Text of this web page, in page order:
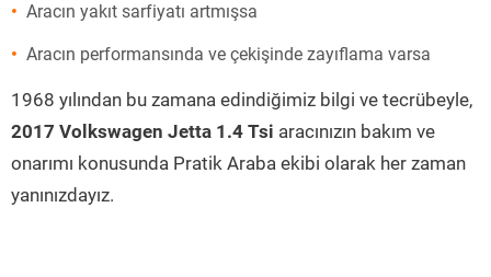
Aracın yakıt sarfiyatı artmışsa
Aracın performansında ve çekişinde zayıflama varsa
1968 yılından bu zamana edindiğimiz bilgi ve tecrübeyle,
2017 Volkswagen Jetta 1.4 Tsi aracınızın bakım ve
onarımı konusunda Pratik Araba ekibi olarak her zaman
yanınızdayız.